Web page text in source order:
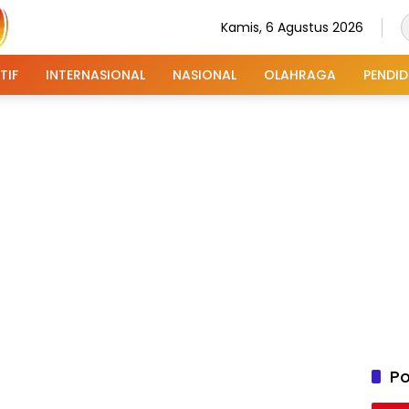
Kamis, 6 Agustus 2026
INTERNASIONAL NASIONAL OLAHRAGA